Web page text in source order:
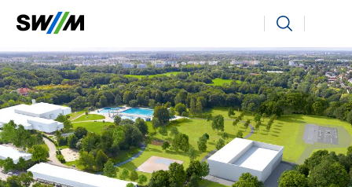
Ihr Suchbegriff Suchen